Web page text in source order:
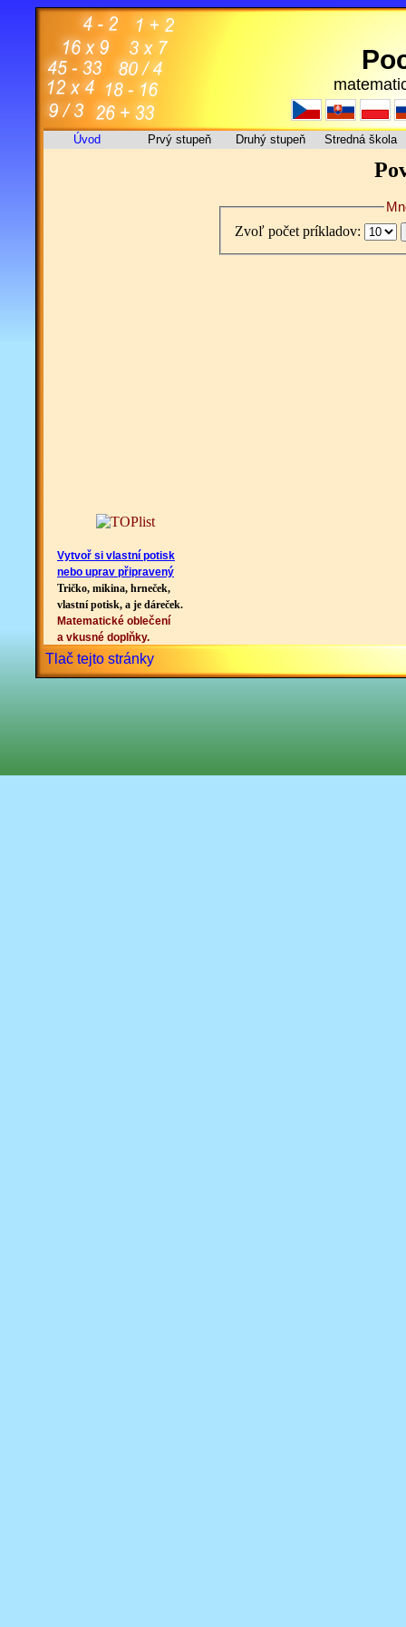
Úvod Prvý stupeň Druhý stupeň Stredná škola
Vytvoř si vlastní potisk
nebo uprav připravený
Tričko, mikina, hrneček,
vlastní potisk, a je dáreček.
Matematické oblečení
a vkusné doplňky.
Zvoľ počet príkladov:
Tlač tejto stránky